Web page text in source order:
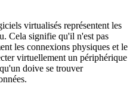
virtualisés représentent les
Cela signifie qu'il n'est pas
les connexions physiques et le
virtuellement un périphérique
doive se trouver